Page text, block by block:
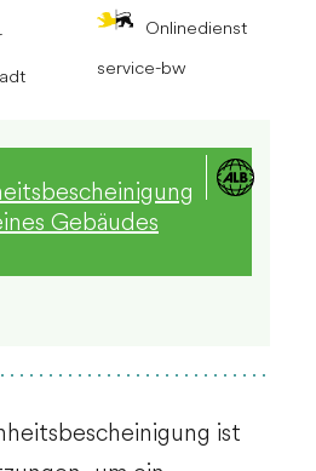
Onlinedienst
service-bw
Gebäudes
ist